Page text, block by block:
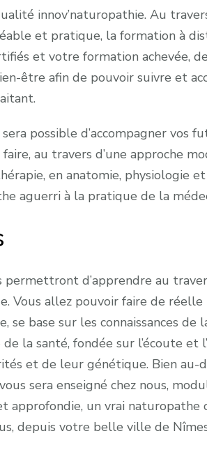
innov’naturopathie. Au
et pratique, la formation à
et votre formation achevée,
être afin de pouvoir suivre et
possible d’accompagner vos
au travers d’une approche
en anatomie, physiologie
aguerri à la pratique de la
d’apprendre au
Vous allez pouvoir faire de
base sur les connaissances de
la santé, fondée sur l’écoute et
et de leur génétique. Bien au-
sera enseigné chez nous,
approfondie, un vrai
depuis votre belle ville de